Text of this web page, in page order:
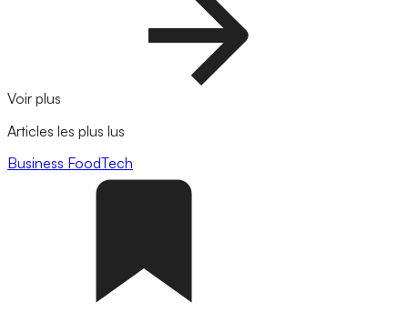
Voir plus
Articles les plus lus
Business FoodTech